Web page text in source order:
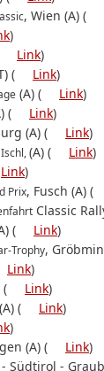
, Wien (A) (
)
Link)
( Link)
(A) ( Link)
( Link)
(A) ( Link)
(A) ( Link)
Link)
Prix, Fusch (A) (
Classic
( Link)
Trophy,
Link)
( Link)
(A) ( Link)
)
(A) ( Link)
Südtirol ‐